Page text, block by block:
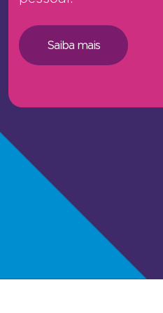
Saiba mais